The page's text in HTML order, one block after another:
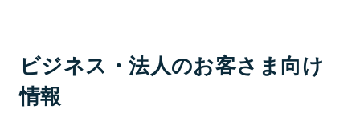
ビジネス・法人のお客さま向け
情報